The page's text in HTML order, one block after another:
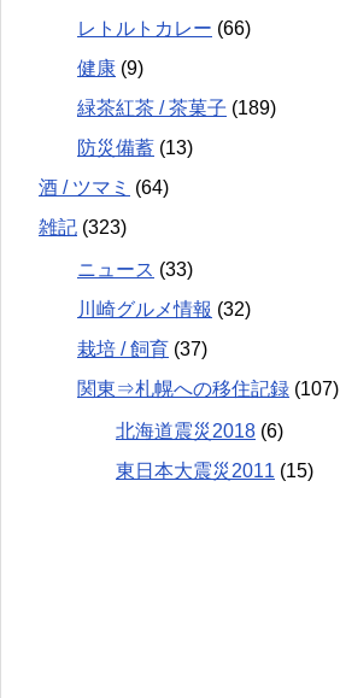
レトルトカレー (66)
健康 (9)
緑茶紅茶 / 茶菓子 (189)
防災備蓄 (13)
酒 / ツマミ (64)
雑記 (323)
ニュース (33)
川崎グルメ情報 (32)
栽培 / 飼育 (37)
関東⇒札幌への移住記録 (107)
北海道震災2018 (6)
東日本大震災2011 (15)